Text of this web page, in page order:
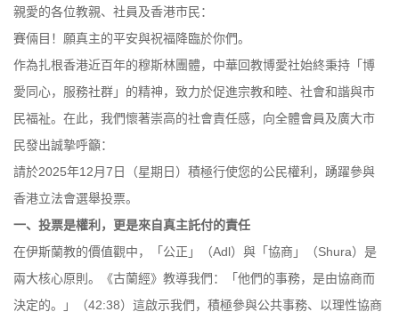
親愛的各位教親、社員及香港市民：
賽倆目！願真主的平安與祝福降臨於你們。
作為扎根香港近百年的穆斯林團體，中華回教博愛社始終秉持「博
愛同心，服務社群」的精神，致力於促進宗教和睦、社會和諧與市
民福祉。在此，我們懷著崇高的社會責任感，向全體會員及廣大市
民發出誠摯呼籲：
請於2025年12月7日（星期日）積極行使您的公民權利，踴躍參與
香港立法會選舉投票。
一、投票是權利，更是來自真主託付的責任
在伊斯蘭教的價值觀中，「公正」（Adl）與「協商」（Shura）是
兩大核心原則。《古蘭經》教導我們：「他們的事務，是由協商而
決定的。」（42:38）這啟示我們，積極參與公共事務、以理性協商